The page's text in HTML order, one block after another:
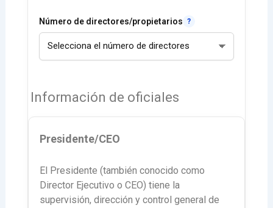
Número de directores/propietarios
Información de oficiales
Presidente/CEO
El Presidente (también conocido como
Director Ejecutivo o CEO) tiene la
supervisión, dirección y control general de